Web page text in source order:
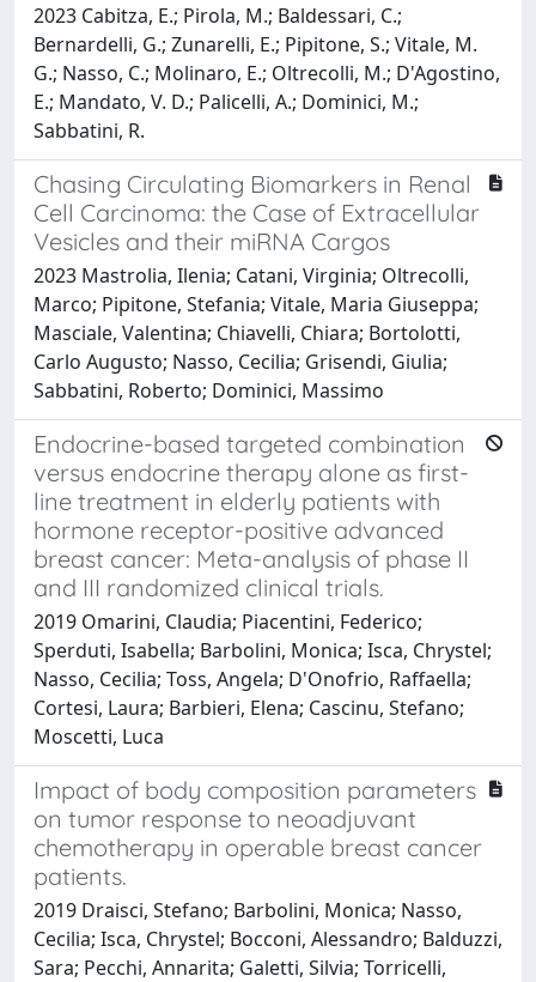
2023 Cabitza, E.; Pirola, M.; Baldessari, C.;
Bernardelli, G.; Zunarelli, E.; Pipitone, S.; Vitale, M.
G.; Nasso, C.; Molinaro, E.; Oltrecolli, M.; D'Agostino,
E.; Mandato, V. D.; Palicelli, A.; Dominici, M.;
Sabbatini, R.
Chasing Circulating Biomarkers in Renal
Cell Carcinoma: the Case of Extracellular
Vesicles and their miRNA Cargos
2023 Mastrolia, Ilenia; Catani, Virginia; Oltrecolli,
Marco; Pipitone, Stefania; Vitale, Maria Giuseppa;
Masciale, Valentina; Chiavelli, Chiara; Bortolotti,
Carlo Augusto; Nasso, Cecilia; Grisendi, Giulia;
Sabbatini, Roberto; Dominici, Massimo
Endocrine-based targeted combination
versus endocrine therapy alone as first-
line treatment in elderly patients with
hormone receptor-positive advanced
breast cancer: Meta-analysis of phase II
and III randomized clinical trials.
2019 Omarini, Claudia; Piacentini, Federico;
Sperduti, Isabella; Barbolini, Monica; Isca, Chrystel;
Nasso, Cecilia; Toss, Angela; D'Onofrio, Raffaella;
Cortesi, Laura; Barbieri, Elena; Cascinu, Stefano;
Moscetti, Luca
Impact of body composition parameters
on tumor response to neoadjuvant
chemotherapy in operable breast cancer
patients.
2019 Draisci, Stefano; Barbolini, Monica; Nasso,
Cecilia; Isca, Chrystel; Bocconi, Alessandro; Balduzzi,
Sara; Pecchi, Annarita; Galetti, Silvia; Torricelli,